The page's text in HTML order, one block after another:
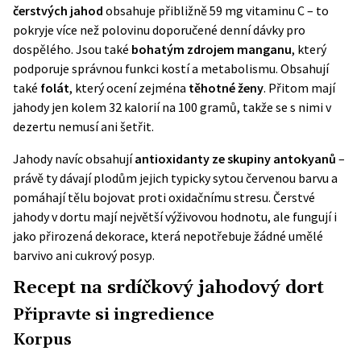
čerstvých jahod obsahuje přibližně 59 mg vitaminu C – to
pokryje více než polovinu doporučené denní dávky pro
dospělého. Jsou také bohatým zdrojem manganu, který
podporuje správnou funkci kostí a metabolismu. Obsahují
také folát, který ocení zejména těhotné ženy. Přitom mají
jahody jen kolem 32 kalorií na 100 gramů, takže se s nimi v
dezertu nemusí ani šetřit.
Jahody navíc obsahujíantioxidanty ze skupiny antokyanů –
právě ty dávají plodům jejich typicky sytou červenou barvu a
pomáhají tělu bojovat proti oxidačnímu stresu. Čerstvé
jahody v dortu mají největší výživovou hodnotu, ale fungují i
jako přirozená dekorace, která nepotřebuje žádné umělé
barvivo ani cukrový posyp.
Recept na srdíčkový jahodový dort
Připravte si ingredience
Korpus